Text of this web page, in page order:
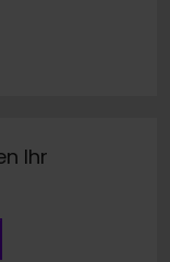
Ihr